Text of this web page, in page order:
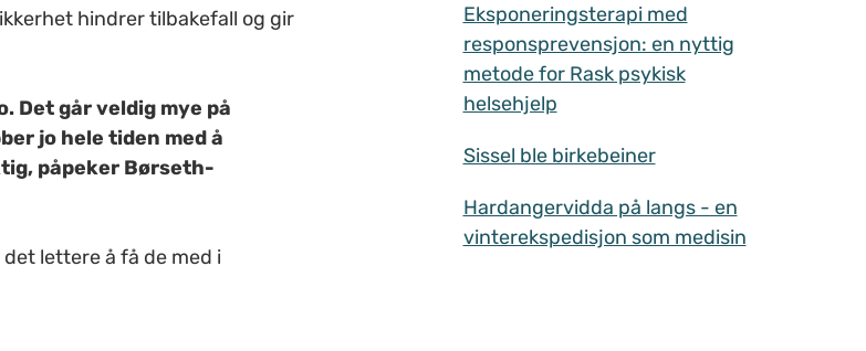
hindrer tilbakefall og gir
Det går veldig mye på
jo hele tiden med å
påpeker Børseth-
lettere å få de med i
Eksponeringsterapi med
responsprevensjon: en nyttig
metode for Rask psykisk
helsehjelp
Sissel ble birkebeiner
Hardangervidda på langs - en
vinterekspedisjon som medisin